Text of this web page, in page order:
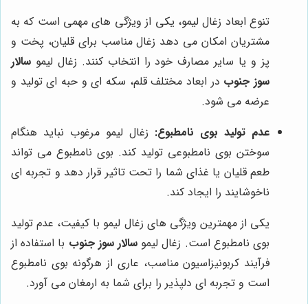
تنوع ابعاد زغال لیمو، یکی از ویژگی های مهمی است که به
مشتریان امکان می دهد زغال مناسب برای قلیان، پخت و
پز و یا سایر مصارف خود را انتخاب کنند. زغال لیمو سالار
سوز جنوب در ابعاد مختلف قلم، سکه ای و حبه ای تولید و
عرضه می شود.
عدم تولید بوی نامطبوع: زغال لیمو مرغوب نباید هنگام
سوختن بوی نامطبوعی تولید کند. بوی نامطبوع می تواند
طعم قلیان یا غذای شما را تحت تاثیر قرار دهد و تجربه ای
ناخوشایند را ایجاد کند.
یکی از مهمترین ویژگی های زغال لیمو با کیفیت، عدم تولید
بوی نامطبوع است. زغال لیمو سالار سوز جنوب با استفاده از
فرآیند کربونیزاسیون مناسب، عاری از هرگونه بوی نامطبوع
است و تجربه ای دلپذیر را برای شما به ارمغان می آورد.